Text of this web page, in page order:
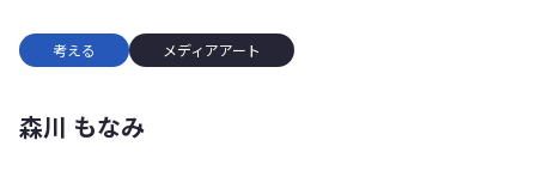
考える メディアアート
森川 もなみ